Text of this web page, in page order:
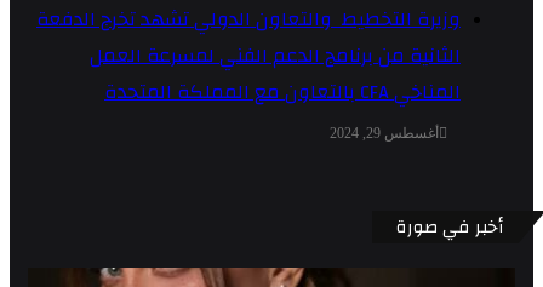
وزيرة التخطيط والتعاون الدولي تشهد تخرج الدفعة
الثانية من برنامج الدعم الفني لمسرعة العمل
المناخي CFA بالتعاون مع المملكة المتحدة
أغسطس 29, 2024
أخبر في صورة